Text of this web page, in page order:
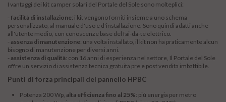
I vantaggi dei kit camper solari del Portale del Sole sono molteplici:
- facilità di installazione: i kit vengono forniti insieme a uno schema
personalizzato, al manuale d'uso e d'installazione. Sono quindi adatti anche
all'utente medio, con conoscenze base del fai-da-te elettrico.
- assenza di manutenzione: una volta installato, il kit non ha praticamente alcun
bisogno di manutenzione per diversi anni.
- assistenza di qualità: con 16 anni di esperienza nel settore, Il Portale del Sole
offre un servizio di assistenza tecnica gratuita pre e post vendita imbattibile.
Punti di forza principali del pannello HPBC
Potenza 200 Wp, alta efficienza fino al 25%: più energia per metro